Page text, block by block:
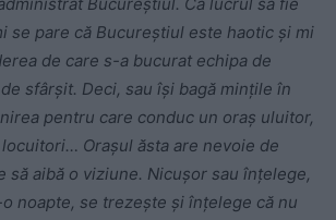
se pare că Bucureștiul este haotic şi mi
de care s-a bucurat echipa de
sfârşit. Deci, sau îşi bagă minţile în
pentru care conduc un oraş uluitor,
Oraşul ăsta are nevoie de
să aibă o viziune. Nicuşor sau înţelege,
noapte, se trezeşte şi înţelege că nu